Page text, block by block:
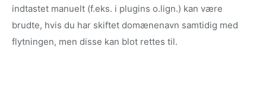
indtastet manuelt (f.eks. i plugins o.lign.) kan være
brudte, hvis du har skiftet domænenavn samtidig med
flytningen, men disse kan blot rettes til.